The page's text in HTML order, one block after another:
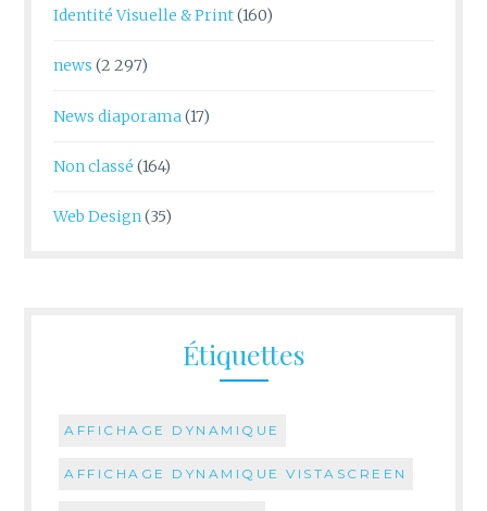
Identité Visuelle & Print(160)
news (2 297)
News diaporama (17)
Non classé (164)
Web Design(35)
Étiquettes
AFFICHAGE DYNAMIQUE
AFFICHAGE DYNAMIQUE VISTASCREEN